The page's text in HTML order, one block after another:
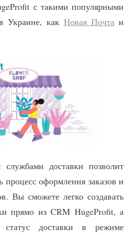
с такими популярными
Украине, как Новая Почта и
доставки позволит
процесс оформления заказов и
Вы сможете легко создавать
прямо из CRM HugeProfit, а
статус доставки в режиме